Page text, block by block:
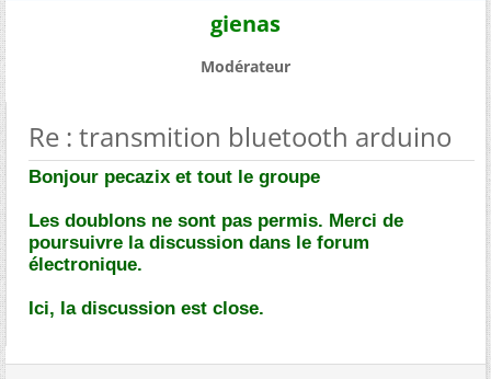
gienas
Modérateur
Re : transmition bluetooth arduino
Bonjour pecazix et tout le groupe
Les doublons ne sont pas permis. Merci de
poursuivre la discussion dans le forum
électronique.
Ici, la discussion est close.